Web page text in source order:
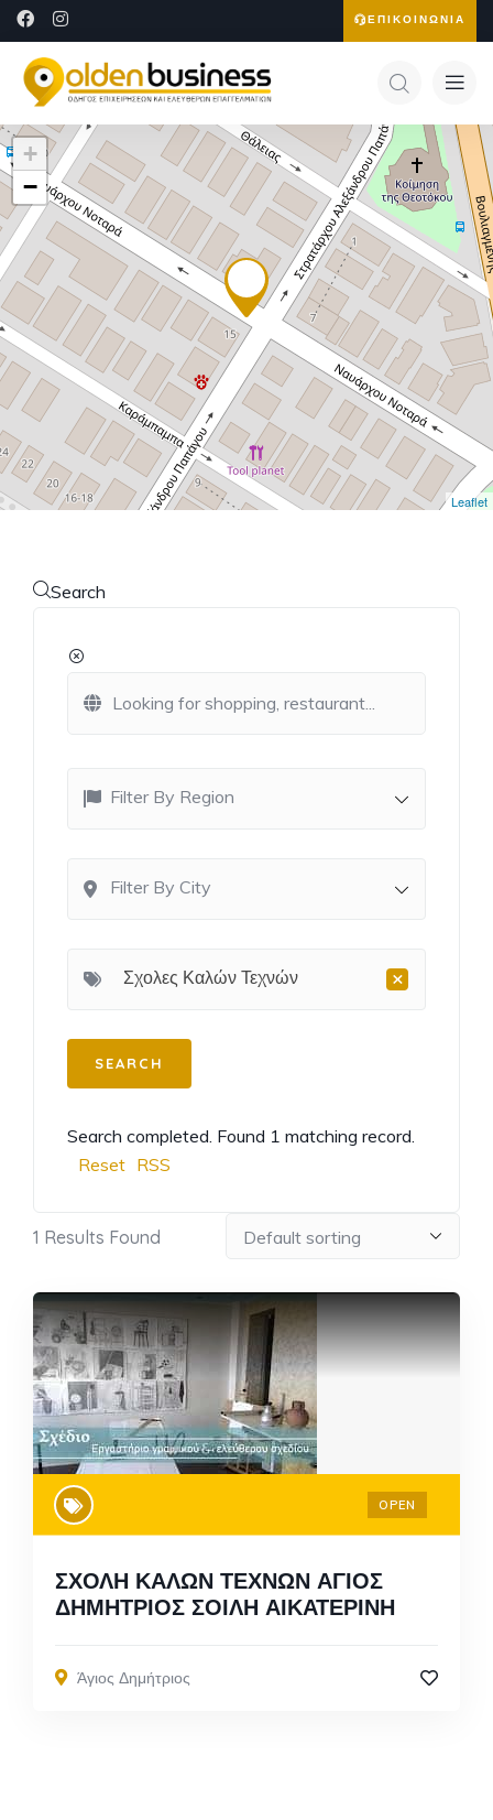
ΕΠΙΚΟΙΝΩΝΙΑ
+
−
Leaflet
Search
Filter By Region
Filter By City
×
Σχολες Καλών Τεχνών
Search completed. Found 1 matching record.
Reset RSS
1 Results Found
OPEN
ΣΧΟΛΗ ΚΑΛΩΝ ΤΕΧΝΩΝ ΑΓΙΟΣ
ΔΗΜΗΤΡΙΟΣ ΣΟΙΛΗ ΑΙΚΑΤΕΡΙΝΗ
Άγιος Δημήτριος